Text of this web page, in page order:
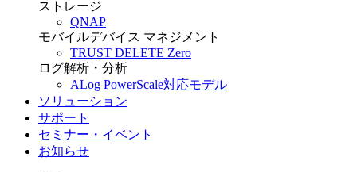
ストレージ
QNAP
モバイルデバイス マネジメント
TRUST DELETE Zero
ログ解析・分析
ALog PowerScale対応モデル
ソリューション
サポート
セミナー・イベント
お知らせ